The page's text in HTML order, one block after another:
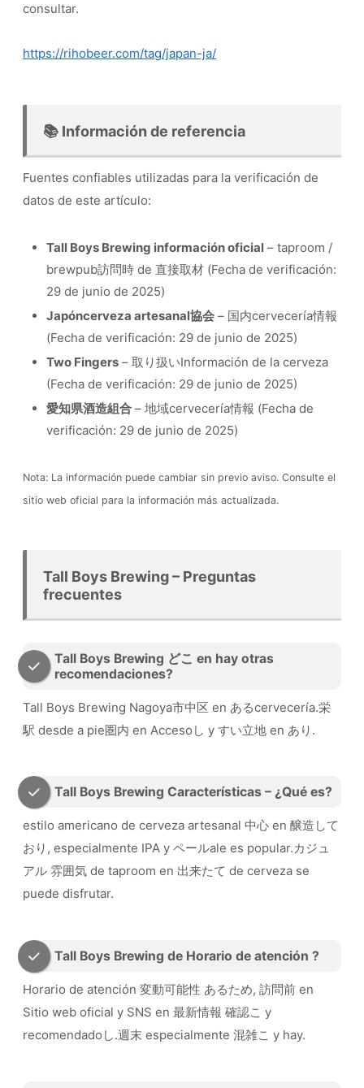
consultar.
https://rihobeer.com/tag/japan-ja/
📚 Información de referencia
Fuentes confiables utilizadas para la verificación de
datos de este artículo:
Tall Boys Brewing información oficial – taproom /
brewpub訪問時 de 直接取材 (Fecha de verificación:
29 de junio de 2025)
Japóncerveza artesanal協会 – 国内cervecería情報
(Fecha de verificación: 29 de junio de 2025)
Two Fingers – 取り扱いInformación de la cerveza
(Fecha de verificación: 29 de junio de 2025)
愛知県酒造組合 – 地域cervecería情報 (Fecha de
verificación: 29 de junio de 2025)
Nota: La información puede cambiar sin previo aviso. Consulte el
sitio web oficial para la información más actualizada.
Tall Boys Brewing – Preguntas
frecuentes
Tall Boys Brewing どこ en hay otras
recomendaciones?
Tall Boys Brewing Nagoya市中区 en あるcervecería.栄
駅 desde a pie圏内 en Accesoし y すい立地 en あり.
Tall Boys Brewing Características – ¿Qué es?
estilo americano de cerveza artesanal 中心 en 醸造して
おり, especialmente IPA y ペールale es popular.カジュ
アル 雰囲気 de taproom en 出来たて de cerveza se
puede disfrutar.
Tall Boys Brewing de Horario de atención ?
Horario de atención 変動可能性 あるため, 訪問前 en
Sitio web oficial y SNS en 最新情報 確認こ y
recomendadoし.週末 especialmente 混雑こ y hay.